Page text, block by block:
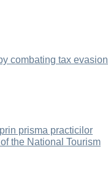
combating tax evasion
prisma practicilor
the National Tourism